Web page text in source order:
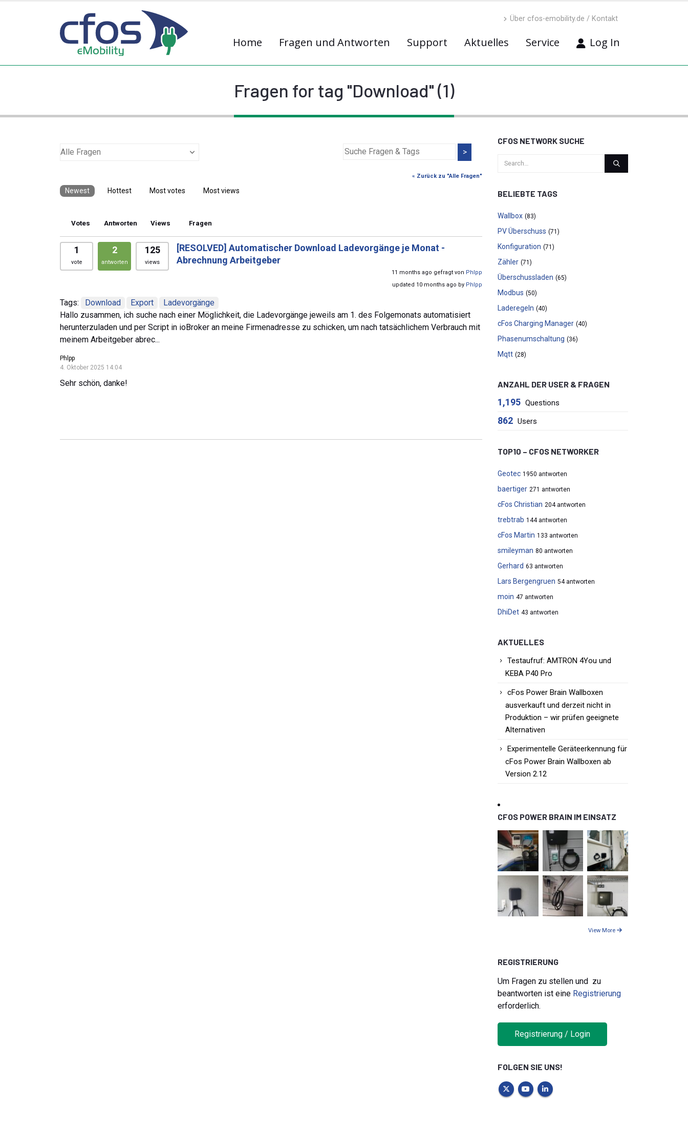
Über cfos-emobility.de / Kontakt
Home Fragen und Antworten Support Aktuelles Service Log In
Fragen for tag "Download" (1)
>
« Zurück zu "Alle Fragen"
Newest Hottest Most votes Most views
Votes Antworten Views Fragen
1
vote
2
antworten
125
views
[RESOLVED] Automatischer Download Ladevorgänge je Monat -
Abrechnung Arbeitgeber
11 months ago gefragt von Phlpp
updated 10 months ago by Phlpp
Tags: Download Export
Ladevorgänge
Hallo zusammen, ich suche nach einer Möglichkeit, die Ladevorgänge jeweils am 1. des Folgemonats automatisiert
herunterzuladen und per Script in ioBroker an meine Firmenadresse zu schicken, um nach tatsächlichem Verbrauch mit
meinem Arbeitgeber abrec...
Phlpp
4. Oktober 2025 14:04
Sehr schön, danke!
CFOS NETWORK SUCHE
BELIEBTE TAGS
Wallbox (83)
PV Überschuss (71)
Konfiguration (71)
Zähler (71)
Überschussladen (65)
Modbus (50)
Laderegeln (40)
cFos Charging Manager (40)
Phasenumschaltung (36)
Mqtt (28)
ANZAHL DER USER & FRAGEN
1,195 Questions
862 Users
TOP10 – CFOS NETWORKER
Geotec 1950 antworten
baertiger 271 antworten
cFos Christian 204 antworten
trebtrab 144 antworten
cFos Martin 133 antworten
smileyman 80 antworten
Gerhard 63 antworten
Lars Bergengruen 54 antworten
moin 47 antworten
DhiDet 43 antworten
AKTUELLES
Testaufruf: AMTRON 4You und
KEBA P40 Pro
cFos Power Brain Wallboxen
ausverkauft und derzeit nicht in
Produktion – wir prüfen geeignete
Alternativen
Experimentelle Geräteerkennung für
cFos Power Brain Wallboxen ab
Version 2.12
CFOS POWER BRAIN IM EINSATZ
View More
REGISTRIERUNG
Um Fragen zu stellen und zu
beantworten ist eine Registrierung
erforderlich.
Registrierung / Login
FOLGEN SIE UNS!